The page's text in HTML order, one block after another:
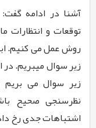
آشنا در ادامه
توقعات و انتظارات
روش عمل می کنیم.
زیر سوال میبریم.
زیر سوال می
نظرسنجی صحیح
اشتباهات جدی رخ